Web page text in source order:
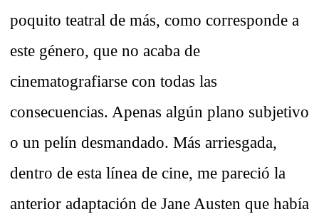
poquito teatral de más, como corresponde a
este género, que no acaba de
cinematografiarse con todas las
consecuencias. Apenas algún plano subjetivo
o un pelín desmandado. Más arriesgada,
dentro de esta línea de cine, me pareció la
anterior adaptación de Jane Austen que había